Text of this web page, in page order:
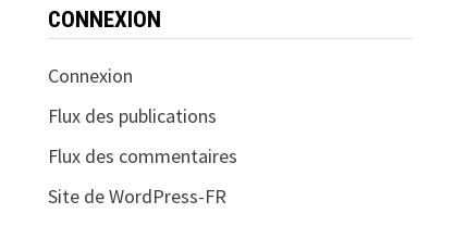
CONNEXION
Connexion
Flux des publications
Flux des commentaires
Site de WordPress-FR